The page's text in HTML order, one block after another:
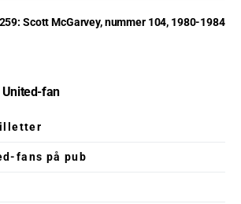
Scott McGarvey, nummer 104, 1980-1984
fan
fans på pub